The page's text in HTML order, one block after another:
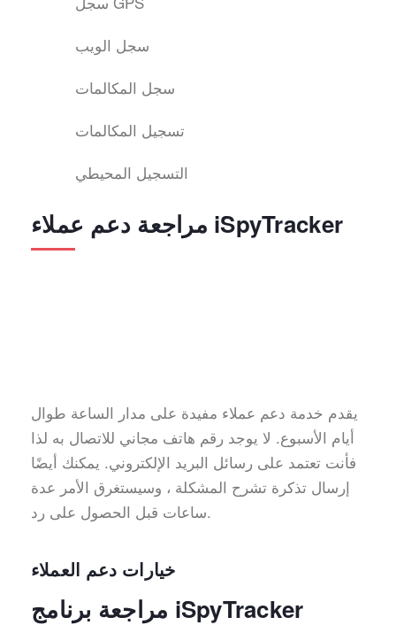
سجل الويب
سجل المكالمات
تسجيل المكالمات
التسجيل المحيطي
مراجعة دعم عملاء iSpyTracker
يقدم خدمة دعم عملاء مفيدة على مدار الساعة طوال
أيام الأسبوع. لا يوجد رقم هاتف مجاني للاتصال به لذا
فأنت تعتمد على رسائل البريد الإلكتروني. يمكنك أيضًا
إرسال تذكرة تشرح المشكلة ، وسيستغرق الأمر عدة
ساعات قبل الحصول على رد.
خيارات دعم العملاء
مراجعة برنامج iSpyTracker